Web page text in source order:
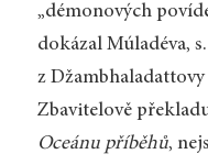
„démonových
dokázal Múladéva,
z Džambhaladattovy
Zbavitelově
Oceánu příběhů,